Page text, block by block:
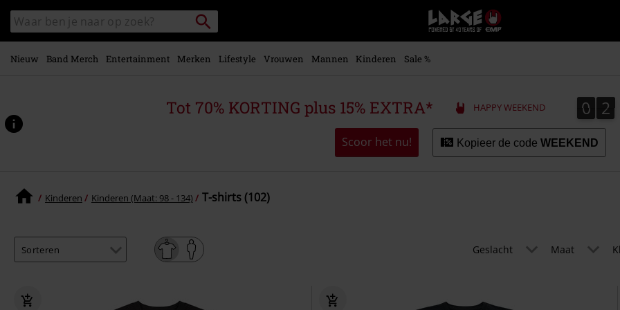
naar
hoofdinhoud
Zoek
in
catalogus
Packstation
zoeken
Large
–
Muziek-,
+
kleding
Nieuw Band Merch Entertainment Merken Lifestyle Vrouwen Mannen Kinderen Sale %
Tot 70% KORTING plus 15% EXTRA* HAPPY WEEKEND 0
0 2
2
Scoor het nu! Kopieer de code WEEKEND
Kinderen Kinderen (Maat: 98 - 134) T-shirts (102)
Geslacht Maat